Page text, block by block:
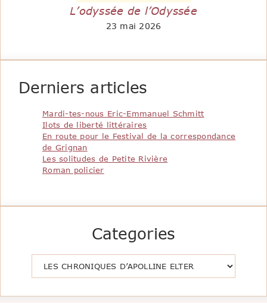
L’odyssée de l’Odyssée
23 mai 2026
Derniers articles
Mardi-tes-nous Eric-Emmanuel Schmitt
Ilots de liberté littéraires
En route pour le Festival de la correspondance
de Grignan
Les solitudes de Petite Rivière
Roman policier
Categories